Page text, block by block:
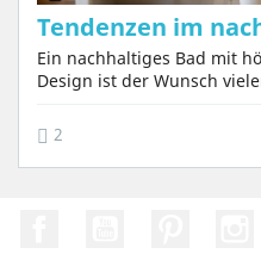
Ein nachhaltiges Bad mit
Design ist der Wunsch
2